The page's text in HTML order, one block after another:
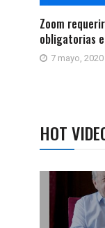
Zoom
obligatorias
7 mayo, 2020
HOT